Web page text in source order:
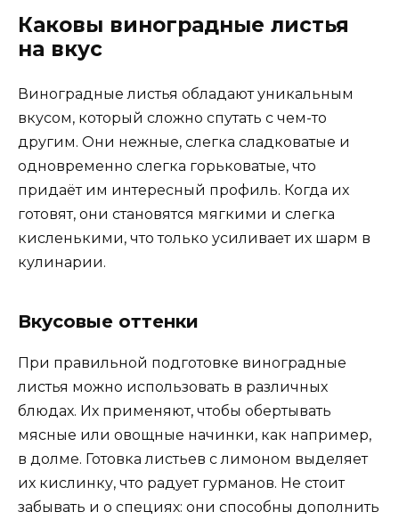
Каковы виноградные листья
на вкус
Виноградные листья обладают уникальным
вкусом, который сложно спутать с чем-то
другим. Они нежные, слегка сладковатые и
одновременно слегка горьковатые, что
придаёт им интересный профиль. Когда их
готовят, они становятся мягкими и слегка
кисленькими, что только усиливает их шарм в
кулинарии.
Вкусовые оттенки
При правильной подготовке виноградные
листья можно использовать в различных
блюдах. Их применяют, чтобы обертывать
мясные или овощные начинки, как например,
в долме. Готовка листьев с лимоном выделяет
их кислинку, что радует гурманов. Не стоит
забывать и о специях: они способны дополнить